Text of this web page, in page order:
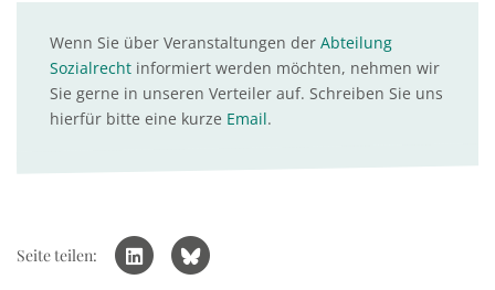
Wenn Sie über Veranstaltungen der Abteilung
Sozialrecht informiert werden möchten, nehmen wir
Sie gerne in unseren Verteiler auf. Schreiben Sie uns
hierfür bitte eine kurze Email.
Seite teilen: